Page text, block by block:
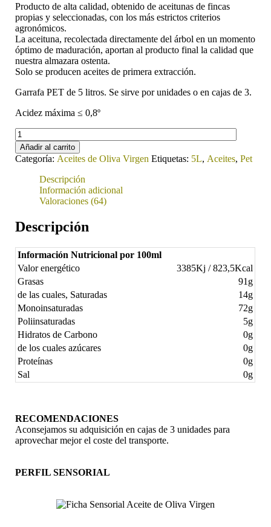
Producto de alta calidad, obtenido de aceitunas de fincas
propias y seleccionadas, con los más estrictos criterios
agronómicos.
La aceituna, recolectada directamente del árbol en un momento
óptimo de maduración, aportan al producto final la calidad que
nuestra almazara ostenta.
Solo se producen aceites de primera extracción.
Garrafa PET de 5 litros. Se sirve por unidades o en cajas de 3.
Acidez máxima ≤ 0,8º
Aceite
de
Oliva
Virgen
Envase
Añadir al carrito
Categoría: Aceites de Oliva Virgen Etiquetas: 5L, Aceites,Pet
Descripción
Información adicional
Valoraciones (64)
Descripción
Información Nutricional por 100ml
Valor energético
3385Kj / 823,5Kcal
Grasas
91g
de las cuales, Saturadas
14g
Monoinsaturadas
72g
Poliinsaturadas
5g
Hidratos de Carbono
0g
de los cuales azúcares
0g
Proteínas
0g
Sal
0g
RECOMENDACIONES
Aconsejamos su adquisición en cajas de 3 unidades para
aprovechar mejor el coste del transporte.
PERFIL SENSORIAL